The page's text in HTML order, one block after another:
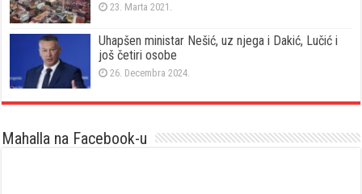
23. Marta 2021.
Uhapšen ministar Nešić, uz njega i Dakić, Lučić i
još četiri osobe
26. Decembra 2024.
Mahalla na Facebook-u